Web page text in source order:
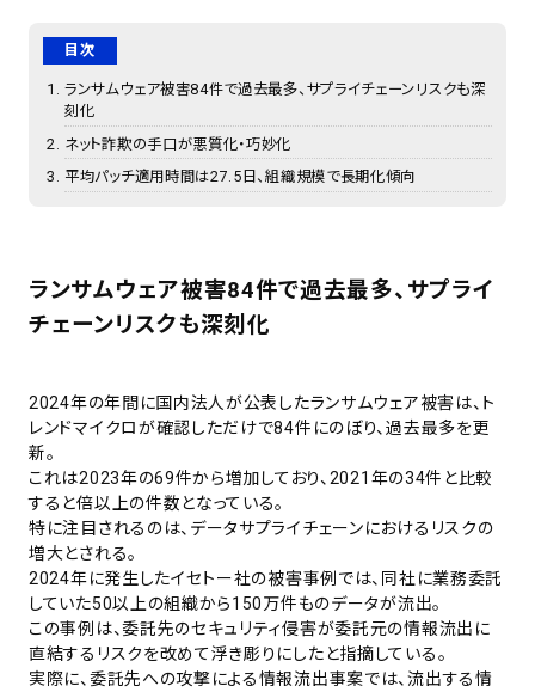
目次
ランサムウェア被害84件で過去最多、サプライチェーンリスクも深
刻化
ネット詐欺の手口が悪質化・巧妙化
平均パッチ適用時間は27.5日、組織規模で長期化傾向
ランサムウェア被害84件で過去最多、サプライ
チェーンリスクも深刻化
2024年の年間に国内法人が公表したランサムウェア被害は、ト
レンドマイクロが確認しただけで84件にのぼり、過去最多を更
新。
これは2023年の69件から増加しており、2021年の34件と比較
すると倍以上の件数となっている。
特に注目されるのは、データサプライチェーンにおけるリスクの
増大とされる。
2024年に発生したイセトー社の被害事例では、同社に業務委託
していた50以上の組織から150万件ものデータが流出。
この事例は、委託先のセキュリティ侵害が委託元の情報流出に
直結するリスクを改めて浮き彫りにしたと指摘している。
実際に、委託先への攻撃による情報流出事案では、流出する情